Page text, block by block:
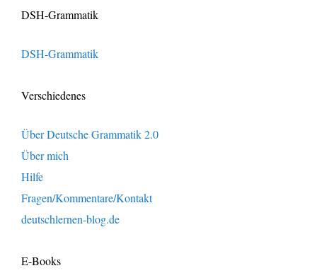
DSH-Grammatik
DSH-Grammatik
Verschiedenes
Über Deutsche Grammatik 2.0
Über mich
Hilfe
Fragen/Kommentare/Kontakt
deutschlernen-blog.de
E-Books